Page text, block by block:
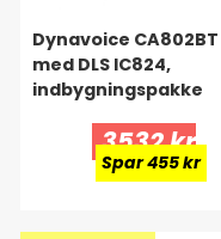
Dynavoice CA802BT
med DLS IC824,
indbygningspakke
3532 kr
Spar 455 kr